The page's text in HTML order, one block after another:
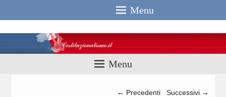
Menu
Menu
Navigazione articolo
← Precedenti Successivi →